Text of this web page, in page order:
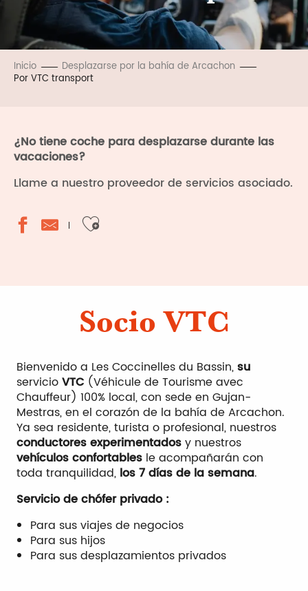
Inicio
Desplazarse por la bahía de Arcachon
Por VTC transport
¿No tiene coche para desplazarse durante las
vacaciones?
Llame a nuestro proveedor de servicios asociado.
Ajouter aux favoris
Socio VTC
Bienvenido a Les Coccinelles du Bassin,su
servicioVTC (Véhicule de Tourisme avec
Chauffeur) 100% local, con sede en Gujan-
Mestras, en el corazón de la bahía de Arcachon.
Ya sea residente, turista o profesional, nuestros
conductores experimentadosy nuestros
vehículos confortables le acompañarán con
toda tranquilidad, los 7 días de la semana.
Servicio de chófer privado :
Para sus viajes de negocios
Para sus hijos
Para sus desplazamientos privados